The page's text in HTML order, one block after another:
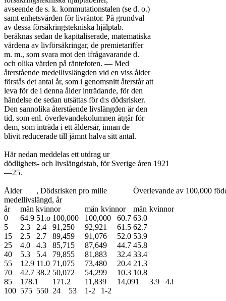
avseende de s. k. kommutationstalen (se d. o.)
samt enhetsvärden för livräntor. På grundval
av dessa försäkringstekniska hjälptab.
beräknas sedan de kapitaliserade, matematiska
värdena av livförsäkringar, de premietariffer
m. m., som svara mot den ifrågavarande d.
och olika värden på räntefoten. — Med
återstående medellivslängden vid en viss ålder
förstås det antal år, som i genomsnitt återstår att
leva för de i denna ålder inträdande, för den
händelse de sedan utsättas för d:s dödsrisker.
Den sannolika återstående livslängden är den
tid, som enl. överlevandekolumnen åtgår för
dem, som inträda i ett åldersår, innan de
blivit reducerade till jämnt halva sitt antal.
Här nedan meddelas ett utdrag ur
dödlighets- och livslängdstab, för Sverige åren 1921
—25.
Ålder	, Dödsrisken pro mille		Överlevande av 100,000 födda		Återstående
medellivslängd, år
år	män kvinnor		män	kvinnor	män	kvinnor
0	64.9	51.o	100,000	100,000	60.7	63.0
5	2.3	2.4	91,250	92,921	61.5	62.7
15	2.5	2.7	89,459	91,076	52.0	53.9
25	4.0	4.3	85,715	87,649	44.7	45.8
40	5.3	5.4	79,855	81,883	32.4	33.4
55	12.9	11.0	71,075	73,480	20.4	21.3
70	42.7	38.2	50,072	54,299	10.3	10.8
85	178.1	171.2	11,839	14,091	3.9	4.i
100	575	550	24	53	1-2	1-2